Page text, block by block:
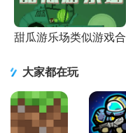
甜瓜游乐场类似游戏合
大家都在玩